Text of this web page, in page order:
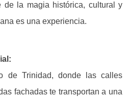
de la magia histórica, cultural y
es una experiencia.
de Trinidad, donde las calles
fachadas te transportan a una